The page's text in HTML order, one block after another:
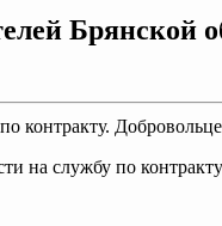
Брянской
на службу по контракту